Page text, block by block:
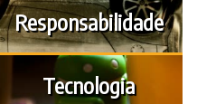
Responsabilidade
Tecnologia